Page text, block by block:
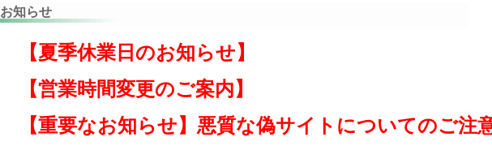
お知らせ
【夏季休業日のお知らせ】
【営業時間変更のご案内】
【重要なお知らせ】悪質な偽サイトについてのご注